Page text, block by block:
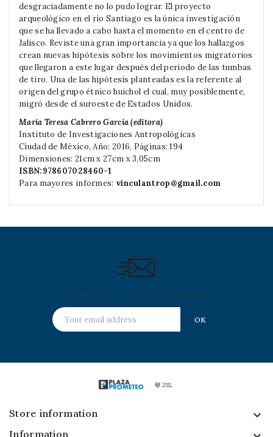
desgraciadamente no lo pudo lograr. El proyecto
arqueológico en el río Santiago es la única investigación
que se ha llevado a cabo hasta el momento en el centro de
Jalisco. Reviste una gran importancia ya que los hallazgos
crean nuevas hipótesis sobre los movimientos migratorios
que llegaron a este lugar después del periodo de las tumbas
de tiro. Una de las hipótesis planteadas es la referente al
origen del grupo étnico huichol el cual, muy posiblemente,
migró desde el suroeste de Estados Unidos.
María Teresa Cabrero García (editora)
Instituto de Investigaciones Antropológicas
Ciudad de México, Año: 2016, Páginas: 194
Dimensiones: 21cm x 27cm x 3,05cm
ISBN:978607028460-1
Para mayores informes: vinculantrop@gmail.com
Store information keyboard_arrow_down
Information